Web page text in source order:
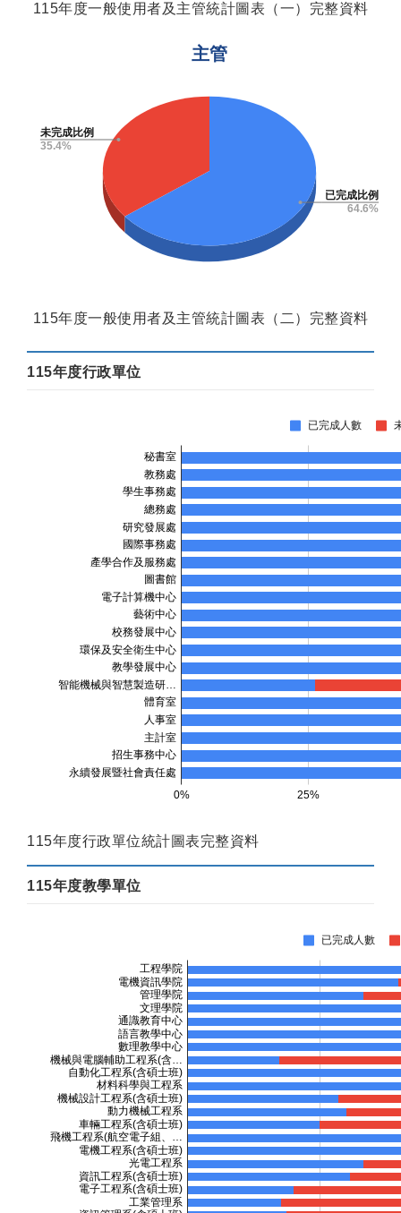
115年度一般使用者及主管統計圖表（一）完整資料
115年度一般使用者及主管統計圖表（二）完整資料
115年度行政單位
115年度行政單位統計圖表完整資料
115年度教學單位